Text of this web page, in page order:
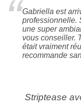
“Gabriella est
professionnelle.
une super
vous conseiller.
était vraiment
recommande
Striptease